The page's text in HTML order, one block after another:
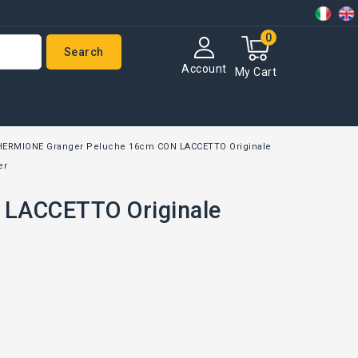
My Cart
0
Account
Search
Granger Peluche 16cm CON LACCETTO Originale
Originale